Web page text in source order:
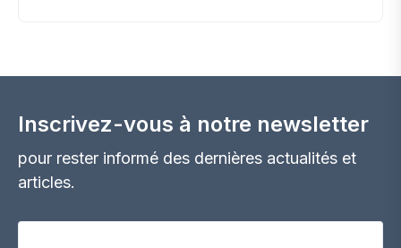
Inscrivez-vous à notre newsletter
pour rester informé des dernières actualités et
articles.